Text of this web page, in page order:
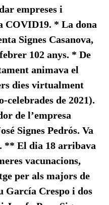
empreses i
COVID19. * La dona
Signes Casanova,
102 anys. * De
animava el
dies virtualment
celebrades de 2021).
de l’empresa
Signes Pedrós. Va
** El dia 18 arribava
vacunacions,
per als majors de
García Crespo i dos